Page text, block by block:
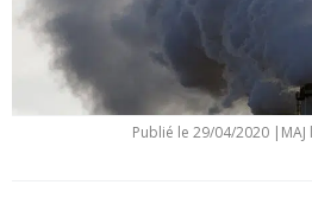
Publié le 29/04/2020 |